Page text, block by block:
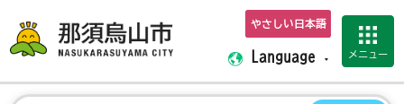
那須烏山市ホーム
やさしい日本語
Language メニュー